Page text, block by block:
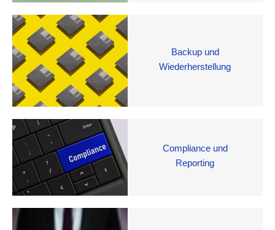
Backup und
Wiederherstellung
Compliance und
Reporting